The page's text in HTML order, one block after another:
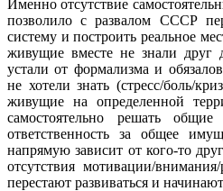
Именно отсутствие
позволило с развалом СССР
систему и построить реальное
живущие вместе не знали друг
устали от формализма и
не хотели знать (стресс/боль/
живущие на определенной
самостоятельно решать
ответственность за общее
напрямую зависит от кого-то
отсутствия мотивации/
перестают развиваться и